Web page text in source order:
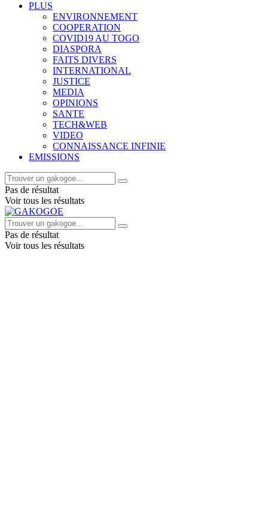
PLUS
ENVIRONNEMENT
COOPERATION
COVID19 AU TOGO
DIASPORA
FAITS DIVERS
INTERNATIONAL
JUSTICE
MEDIA
OPINIONS
SANTE
TECH&WEB
VIDEO
CONNAISSANCE INFINIE
EMISSIONS
Pas de résultat
Voir tous les résultats
Pas de résultat
Voir tous les résultats